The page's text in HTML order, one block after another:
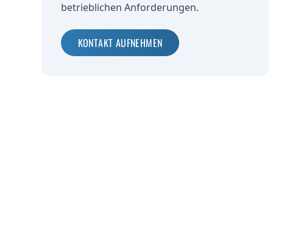
betrieblichen Anforderungen.
KONTAKT AUFNEHMEN